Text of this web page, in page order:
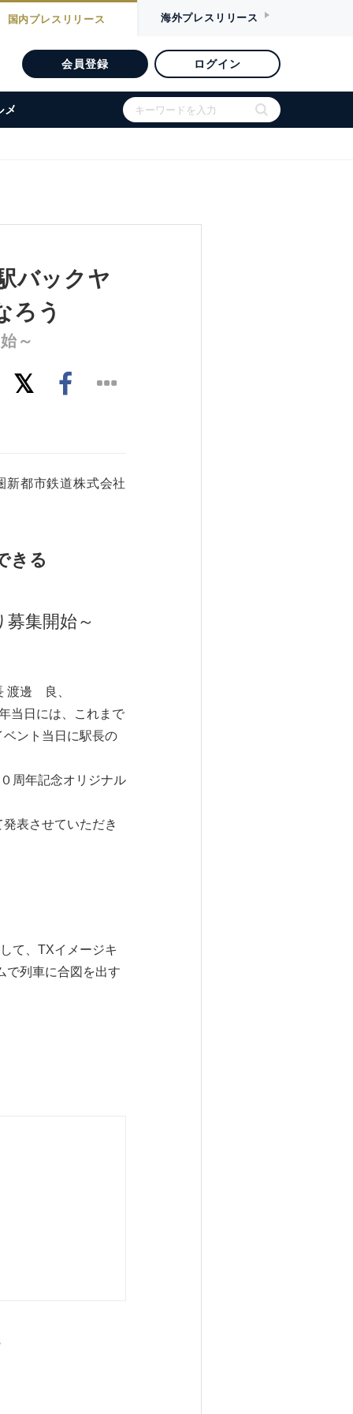
国内プレスリリース 海外プレスリリース
会員登録 ログイン
メ
バックヤ
ろう
～
新都市鉄道株式会社
きる
集開始～
渡邊 良、
当日には、これまで
ント当日に駅長の
周年記念オリジナル
表させていただき
て、TXイメージキ
で列車に合図を出す